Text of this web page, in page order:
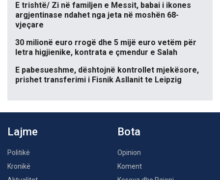
E trishtë/ Zi në familjen e Messit, babai i ikones
argjentinase ndahet nga jeta në moshën 68-
vjeçare
30 milionë euro rrogë dhe 5 mijë euro vetëm për
letra higjienike, kontrata e çmendur e Salah
E pabesueshme, dështojnë kontrollet mjekësore,
prishet transferimi i Fisnik Asllanit te Leipzig
Lajme
Politikë
Kronikë
Bota
Opinion
Koment